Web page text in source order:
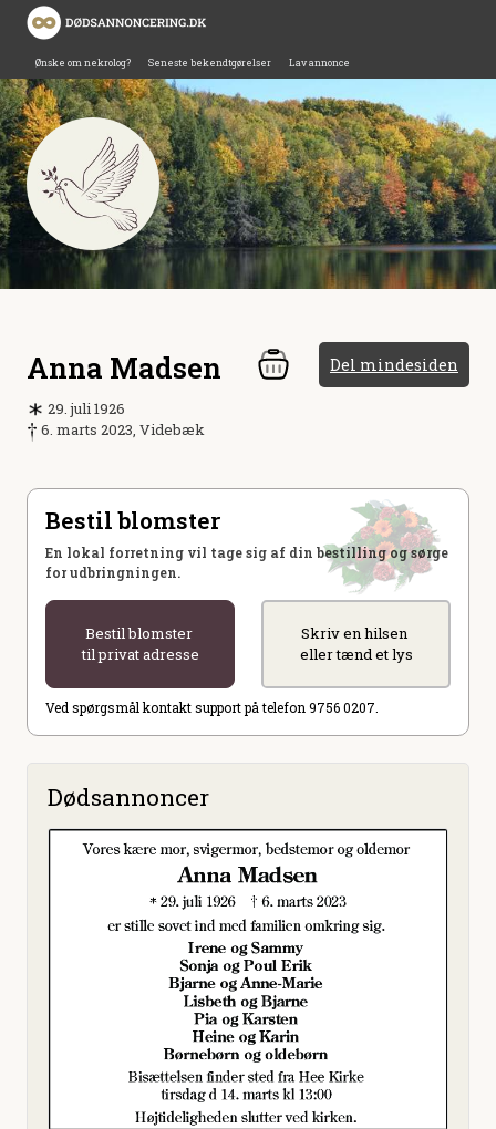
Ønske om nekrolog? Seneste bekendtgørelser Lav annonce
Anna Madsen Del mindesiden
29. juli 1926
6. marts 2023, Videbæk
Bestil blomster
En lokal forretning vil tage sig af din bestilling og sørge
for udbringningen.
Bestil blomster
til privat adresse
Skriv en hilsen
eller tænd et lys
Ved spørgsmål kontakt support på telefon 9756 0207.
Dødsannoncer